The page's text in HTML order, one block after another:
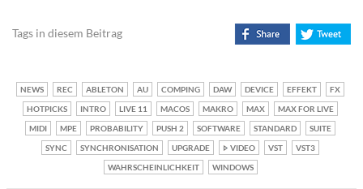
Tags in diesem Beitrag
NEWS REC ABLETON AU COMPING DAW DEVICE EFFEKT
FX
HOTPICKS
INTRO LIVE 11 MACOS MAKRO MAX
MAX FOR LIVE
MIDI
MPE PROBABILITY PUSH 2 SOFTWARE STANDARD
SUITE
SYNC
SYNCHRONISATION UPGRADE VIDEO VST
VST3
WAHRSCHEINLICHKEIT
WINDOWS